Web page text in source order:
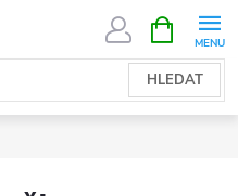
HLEDAT
NÁKUPNÍ
KOŠÍK